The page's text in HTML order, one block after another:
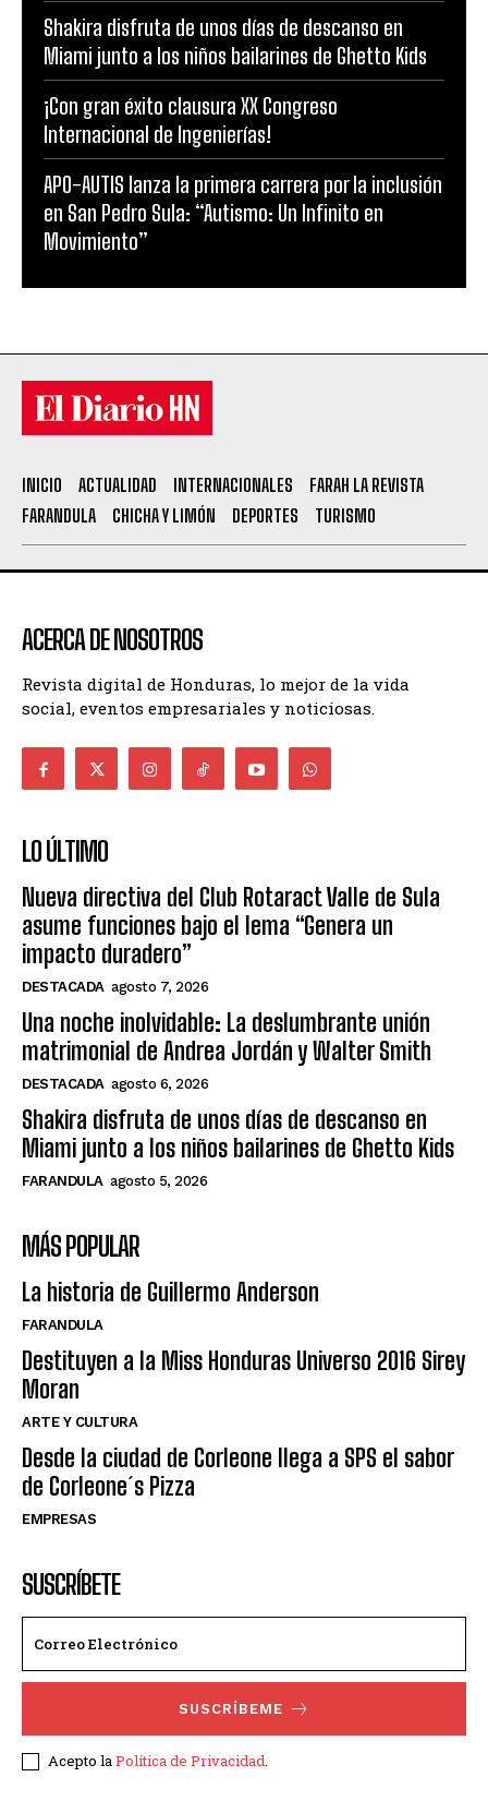
Shakira disfruta de unos días de descanso en
Miami junto a los niños bailarines de Ghetto Kids
¡Con gran éxito clausura XX Congreso
Internacional de Ingenierías!
APO-AUTIS lanza la primera carrera por la inclusión
en San Pedro Sula: “Autismo: Un Infinito en
Movimiento”
INICIO ACTUALIDAD INTERNACIONALES
FARAH LA REVISTA
FARANDULA
CHICHA Y LIMÓN DEPORTES TURISMO
ACERCA DE NOSOTROS
Revista digital de Honduras, lo mejor de la vida
social, eventos empresariales y noticiosas.
LO ÚLTIMO
Nueva directiva del Club Rotaract Valle de Sula
asume funciones bajo el lema “Genera un
impacto duradero”
DESTACADA agosto 7, 2026
Una noche inolvidable: La deslumbrante unión
matrimonial de Andrea Jordán y Walter Smith
DESTACADA agosto 6, 2026
Shakira disfruta de unos días de descanso en
Miami junto a los niños bailarines de Ghetto Kids
FARANDULA agosto 5, 2026
MÁS POPULAR
La historia de Guillermo Anderson
FARANDULA
Destituyen a la Miss Honduras Universo 2016 Sirey
Moran
ARTE Y CULTURA
Desde la ciudad de Corleone llega a SPS el sabor
de Corleone´s Pizza
EMPRESAS
SUSCRÍBETE
SUSCRÍBEME
Acepto laPolítica de Privacidad.